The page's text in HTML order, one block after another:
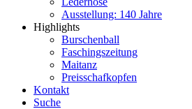
Ausstellung: 140 Jahre
Highlights
Burschenball
Faschingszeitung
Maitanz
Preisschafkopfen
Kontakt
Suche